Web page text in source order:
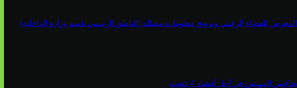
المغرض للفضاء الرقمي وترويج معلومات مضللة (الناطق الرسمي باسم وزارة الداخلية)
المهنيين في أجل أقصاه 4 غشت